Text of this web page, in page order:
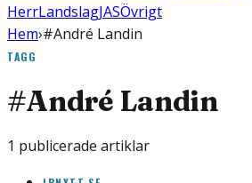
HerrLandslagJASÖvrigt
Hem›#André Landin
TAGG
#André Landin
1 publicerade artiklar